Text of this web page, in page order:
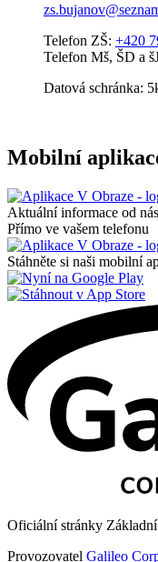
Telefon ZŠ: +420
Telefon Mš, ŠD a
Datová schránka:
Mobilní
Aktuální informace od nás
Přímo ve vašem telefonu
Stáhněte si naši mobilní
Oficiální stránky
Provozovatel Galileo